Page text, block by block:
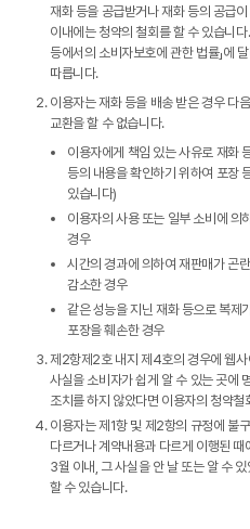
재화 등을 공급받거나 재화 등의 공급
이내에는 청약의 철회를 할 수 있습니
등에서의 소비자보호에 관한 법률」에
따릅니다.
이용자는 재화 등을 배송 받은 경우 다
교환을 할 수 없습니다.
이용자에게 책임 있는 사유로 재화
등의 내용을 확인하기 위하여 포장
있습니다)
이용자의 사용 또는 일부 소비에 의
경우
시간의 경과에 의하여 재판매가 곤
감소한 경우
같은 성능을 지닌 재화 등으로 복제
포장을 훼손한 경우
제2항제2호 내지 제4호의 경우에 웹
사실을 소비자가 쉽게 알 수 있는 곳에
조치를 하지 않았다면 이용자의 청약철
이용자는 제1항 및 제2항의 규정에 불
다르거나 계약내용과 다르게 이행된
3월 이내, 그 사실을 안 날 또는 알 수
할 수 있습니다.